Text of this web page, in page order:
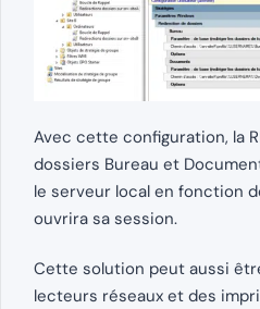
Avec cette configuration, la
dossiers Bureau et
le serveur local en fonction
ouvrira sa session.
Cette solution peut aussi
lecteurs réseaux et des